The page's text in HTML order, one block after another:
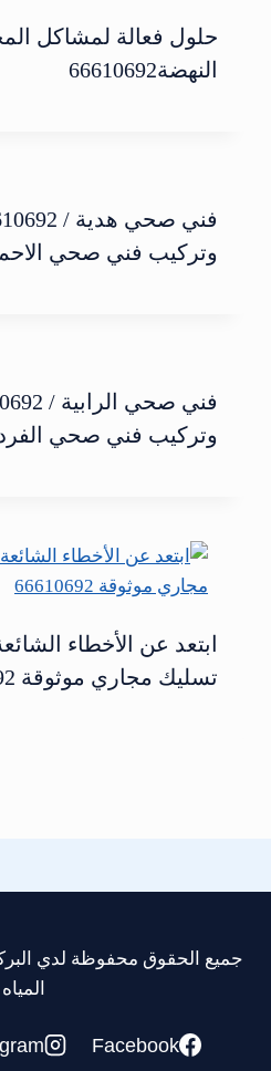
حلول فعالة لمشاكل
النهضة66610692
وتركيب فني صحي
وتركيب فني صحي
ابتعد عن الأخطاء
تسليك مجاري موثوقة 66610692
جميع الحقوق محفوظة لدي
المياه
Facebook